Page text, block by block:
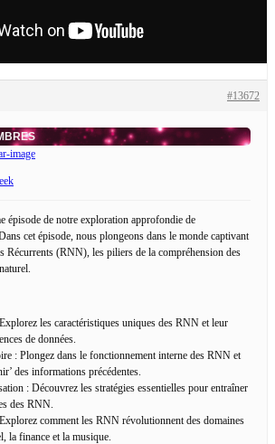
#13672
épisode de notre exploration approfondie de
cet épisode, nous plongeons dans le monde captivant
Récurrents (RNN), les piliers de la compréhension des
les caractéristiques uniques des RNN et leur
de données.
: Plongez dans le fonctionnement interne des RNN et
des informations précédentes.
: Découvrez les stratégies essentielles pour entraîner
des RNN.
comment les RNN révolutionnent des domaines
la finance et la musique.